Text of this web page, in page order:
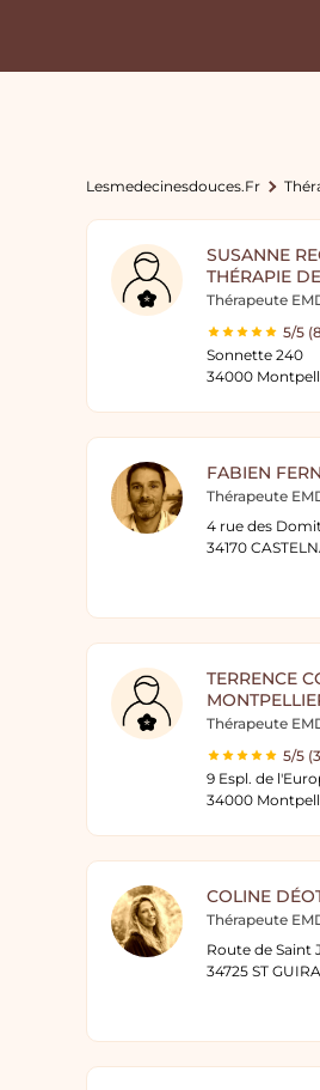
Lesmedecinesdouces.fr
SUSANNE
THÉRAPIE
Thérapeute
5/5
Sonnette 240
34000
FABIEN
Thérapeute
4 rue des
34170
TERRENCE
Thérapeute
5/5
9 Espl. de
34000
COLINE
Thérapeute
Route de Saint
34725 ST